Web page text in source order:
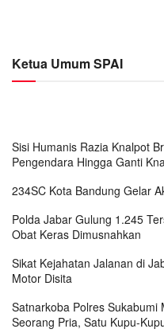
Ketua Umum SPAI
Sisi Humanis Razia Knalpot
Pengendara Hingga Ganti
234SC Kota Bandung Gelar
Polda Jabar Gulung 1.245
Obat Keras Dimusnahkan
Sikat Kejahatan Jalanan di
Motor Disita
Satnarkoba Polres Sukabumi
Seorang Pria, Satu Kupu-